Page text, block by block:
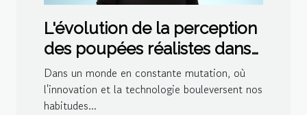
L'évolution de la perception
des poupées réalistes dans
la société moderne
Dans un monde en constante mutation, où
l'innovation et la technologie bouleversent nos
habitudes...